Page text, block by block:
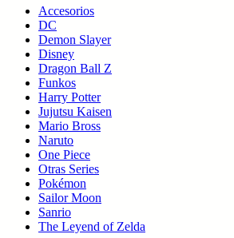
Accesorios
DC
Demon Slayer
Disney
Dragon Ball Z
Funkos
Harry Potter
Jujutsu Kaisen
Mario Bross
Naruto
One Piece
Otras Series
Pokémon
Sailor Moon
Sanrio
The Leyend of Zelda